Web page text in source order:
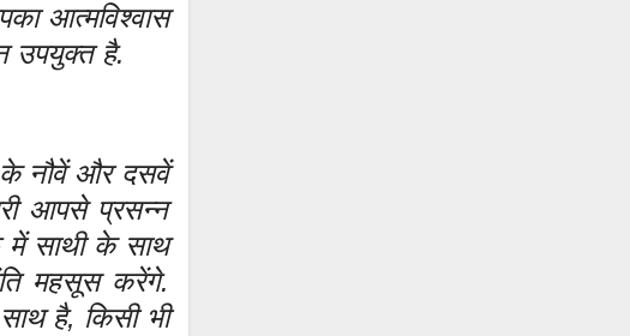
आत्मविश्वास
उपयुक्त है.
के नौवें और दसवें
आपसे प्रसन्न
में साथी के साथ
महसूस करेंगे.
है, किसी भी